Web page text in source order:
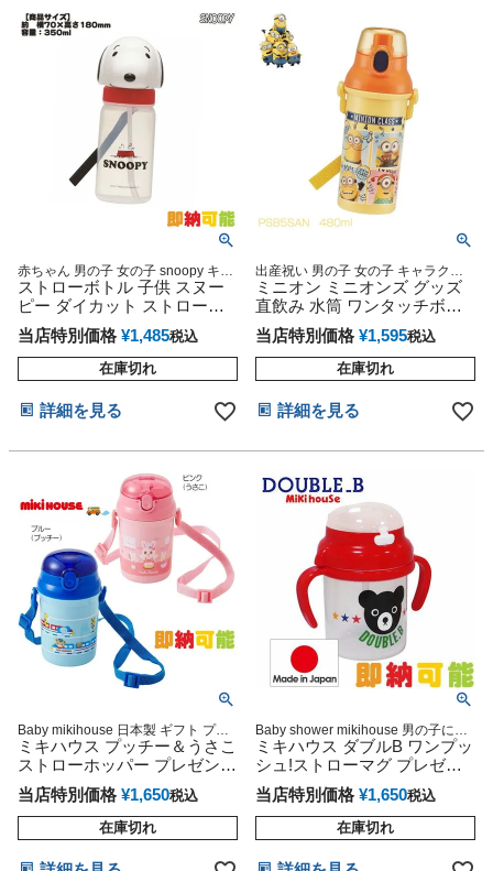
赤ちゃん 男の子 女の子 snoopy キャ
ラクター グッズ 小物 可愛い 人気 専
門
ストローボトル 子供 スヌー
ピー ダイカット ストロー付
水筒
当店特別価格 ¥1,485税込
在庫切れ
詳細を見る
出産祝い 男の子 女の子 キャラクタ
ー USJ ハロウィン 人気 食洗機対応
プレゼント 専門
ミニオン ミニオンズ グッズ
直飲み 水筒 ワンタッチボト
ル マグ スケーター 日本製
当店特別価格 ¥1,595税込
在庫切れ
詳細を見る
Baby mikihouse 日本製 ギフト プレ
ゼント ラッピング
ミキハウス プッチー＆うさこ
ストローホッパー プレゼント
水筒
当店特別価格 ¥1,650税込
在庫切れ
Baby shower mikihouse 男の子にも
女の子にも大人気のミキハウスギフ
ト
ミキハウス ダブルB ワンプッ
シュ!ストローマグ プレゼン
ト 水筒
当店特別価格 ¥1,650税込
在庫切れ